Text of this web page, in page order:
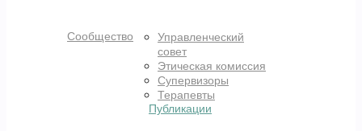
Сообщество
Управленческий
совет
Этическая комиссия
Супервизоры
Терапевты
Публикации